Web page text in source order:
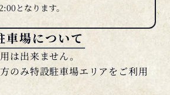
車場について
は出来ません。
のみ特設駐車場エリアをご利用
として駐車スペース)少々設ける